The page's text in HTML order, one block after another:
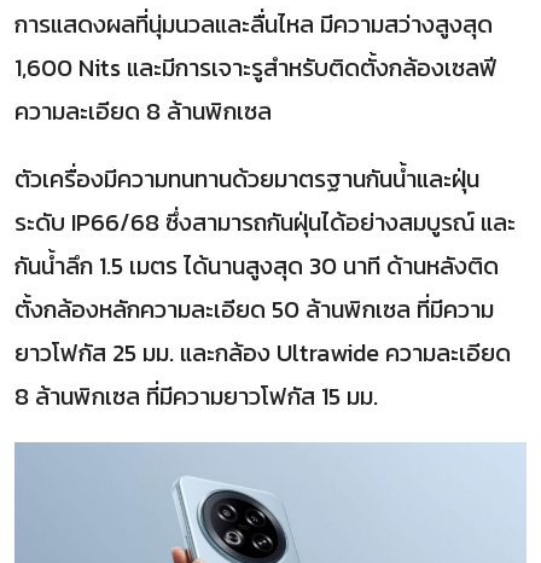
การแสดงผลที่นุ่มนวลและลื่นไหล มีความสว่างสูงสุด
1,600 Nits และมีการเจาะรูสำหรับติดตั้งกล้องเซลฟี
ความละเอียด 8 ล้านพิกเซล
ตัวเครื่องมีความทนทานด้วยมาตรฐานกันน้ำและฝุ่น
ระดับ IP66/68 ซึ่งสามารถกันฝุ่นได้อย่างสมบูรณ์ และ
กันน้ำลึก 1.5 เมตร ได้นานสูงสุด 30 นาที ด้านหลังติด
ตั้งกล้องหลักความละเอียด 50 ล้านพิกเซล ที่มีความ
ยาวโฟกัส 25 มม. และกล้อง Ultrawide ความละเอียด
8 ล้านพิกเซล ที่มีความยาวโฟกัส 15 มม.